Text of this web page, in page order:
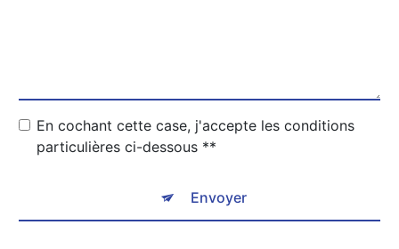
En cochant cette case, j'accepte les conditions
particulières ci-dessous **
Envoyer